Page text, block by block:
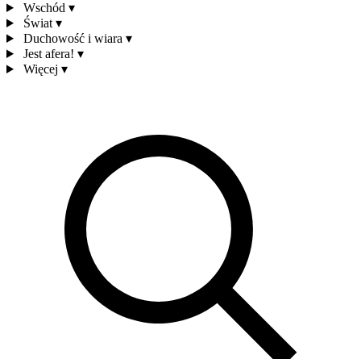
Wschód ▾
Świat ▾
Duchowość i wiara ▾
Jest afera! ▾
Więcej ▾